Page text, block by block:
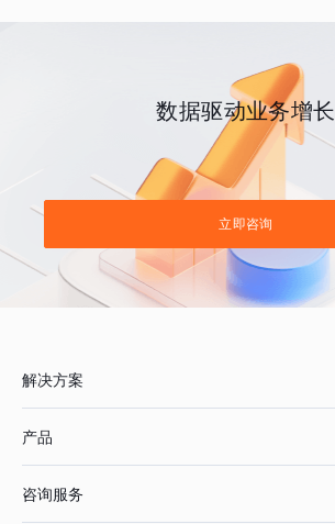
数据驱动业务增长
立即咨询
解决方案
产品
咨询服务